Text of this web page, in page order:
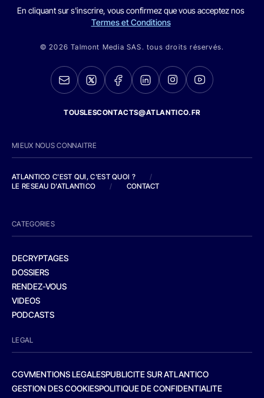
En cliquant sur s'inscrire, vous confirmez que vous acceptez nos
Termes et Conditions
© 2026 Talmont Media SAS. tous droits réservés.
TOUSLESCONTACTS@ATLANTICO.FR
MIEUX NOUS CONNAITRE
ATLANTICO C'EST QUI, C'EST QUOI ?
/
LE RESEAU D'ATLANTICO
/ CONTACT
CATEGORIES
DECRYPTAGES
DOSSIERS
RENDEZ-VOUS
VIDEOS
PODCASTS
LEGAL
CGVMENTIONS LEGALESPUBLICITE SUR ATLANTICO
GESTION DES COOKIESPOLITIQUE DE CONFIDENTIALITE